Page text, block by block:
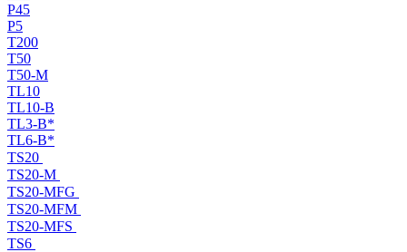
P45
P5
T200
T50
T50-M
TL10
TL10-B
TL3-B*
TL6-B*
TS20
TS20-M
TS20-MFG
TS20-MFM
TS20-MFS
TS6